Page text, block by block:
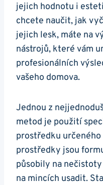
jejich hodnotu i
chcete ‍naučit, jak
jejich ⁣lesk, ⁣máte na
nástrojů, které vám
profesionálních
vašeho domova.
Jednou z
metod je použití
prostředku
prostředky jsou
působily ‍na
na mincích ‌usadit.